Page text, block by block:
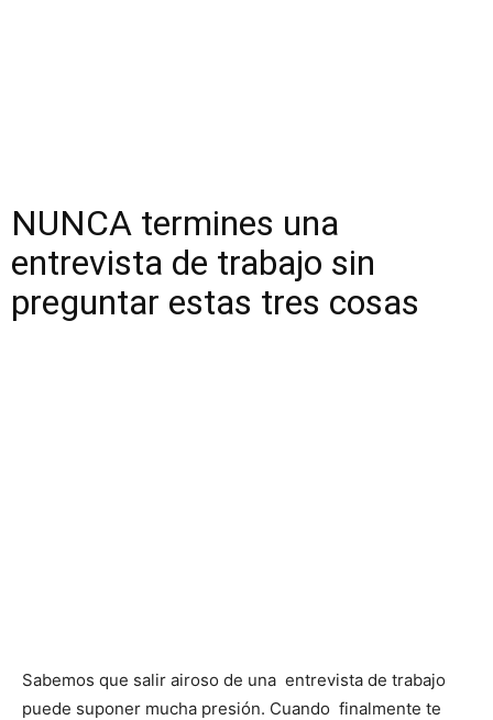
NUNCA termines una
entrevista de trabajo sin
preguntar estas tres cosas
Sabemos que salir airoso de una entrevista de trabajo
puede suponer mucha presión. Cuando finalmente te